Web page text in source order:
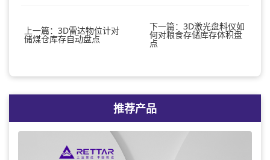
上一篇：3D雷达物位计对
储煤仓库存自动盘点
下一篇：3D激光盘料仪如
何对粮食存储库存体积盘
点
推荐产品